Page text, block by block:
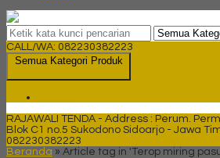
CALL/WA: 082230382223
Semua Kategori Produk
RAJAWALI TENDA - Address : Perum.
Blok C1 no.5 Sukodono Sidoarjo - Jawa
082230382223
Beranda » Article tag in 'Terop miring